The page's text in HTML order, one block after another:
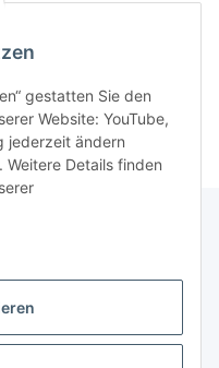
gestatten Sie den
Website: YouTube,
jederzeit ändern
Details finden